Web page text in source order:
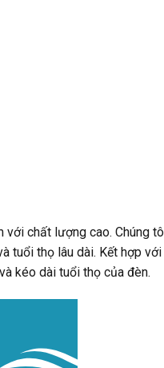
với chất lượng cao. Chúng
tuổi thọ lâu dài. Kết hợp
kéo dài tuổi thọ của đèn.